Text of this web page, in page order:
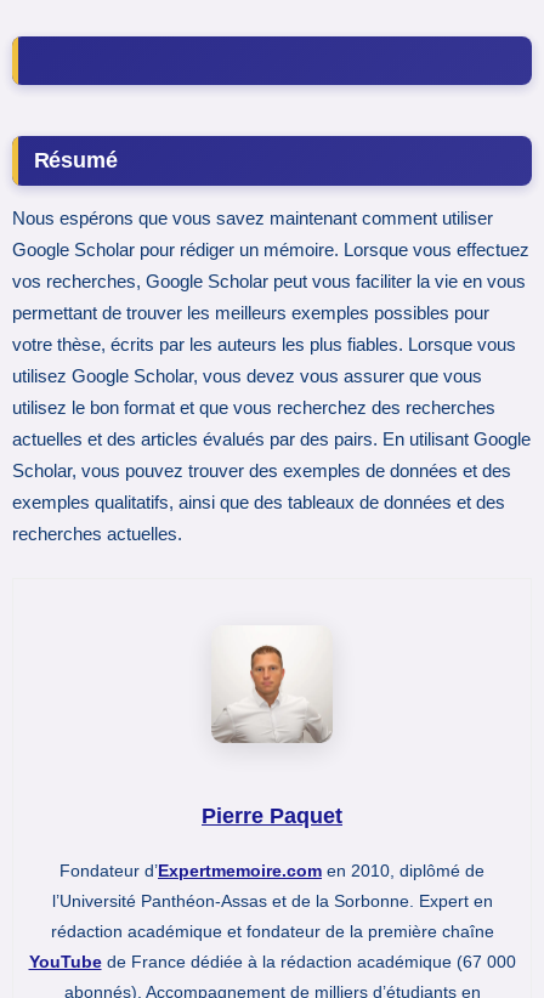
Résumé
Nous espérons que vous savez maintenant comment utiliser
Google Scholar pour rédiger un mémoire. Lorsque vous effectuez
vos recherches, Google Scholar peut vous faciliter la vie en vous
permettant de trouver les meilleurs exemples possibles pour
votre thèse, écrits par les auteurs les plus fiables. Lorsque vous
utilisez Google Scholar, vous devez vous assurer que vous
utilisez le bon format et que vous recherchez des recherches
actuelles et des articles évalués par des pairs. En utilisant Google
Scholar, vous pouvez trouver des exemples de données et des
exemples qualitatifs, ainsi que des tableaux de données et des
recherches actuelles.
Pierre Paquet
Fondateur d’Expertmemoire.com en 2010, diplômé de
l’Université Panthéon-Assas et de la Sorbonne. Expert en
rédaction académique et fondateur de la première chaîne
YouTubede France dédiée à la rédaction académique (67 000
abonnés). Accompagnement de milliers d’étudiants en